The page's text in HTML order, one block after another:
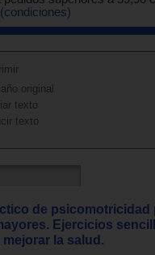
(condiciones)
original
texto
texto
de psicomotricidad
Ejercicios
la salud.